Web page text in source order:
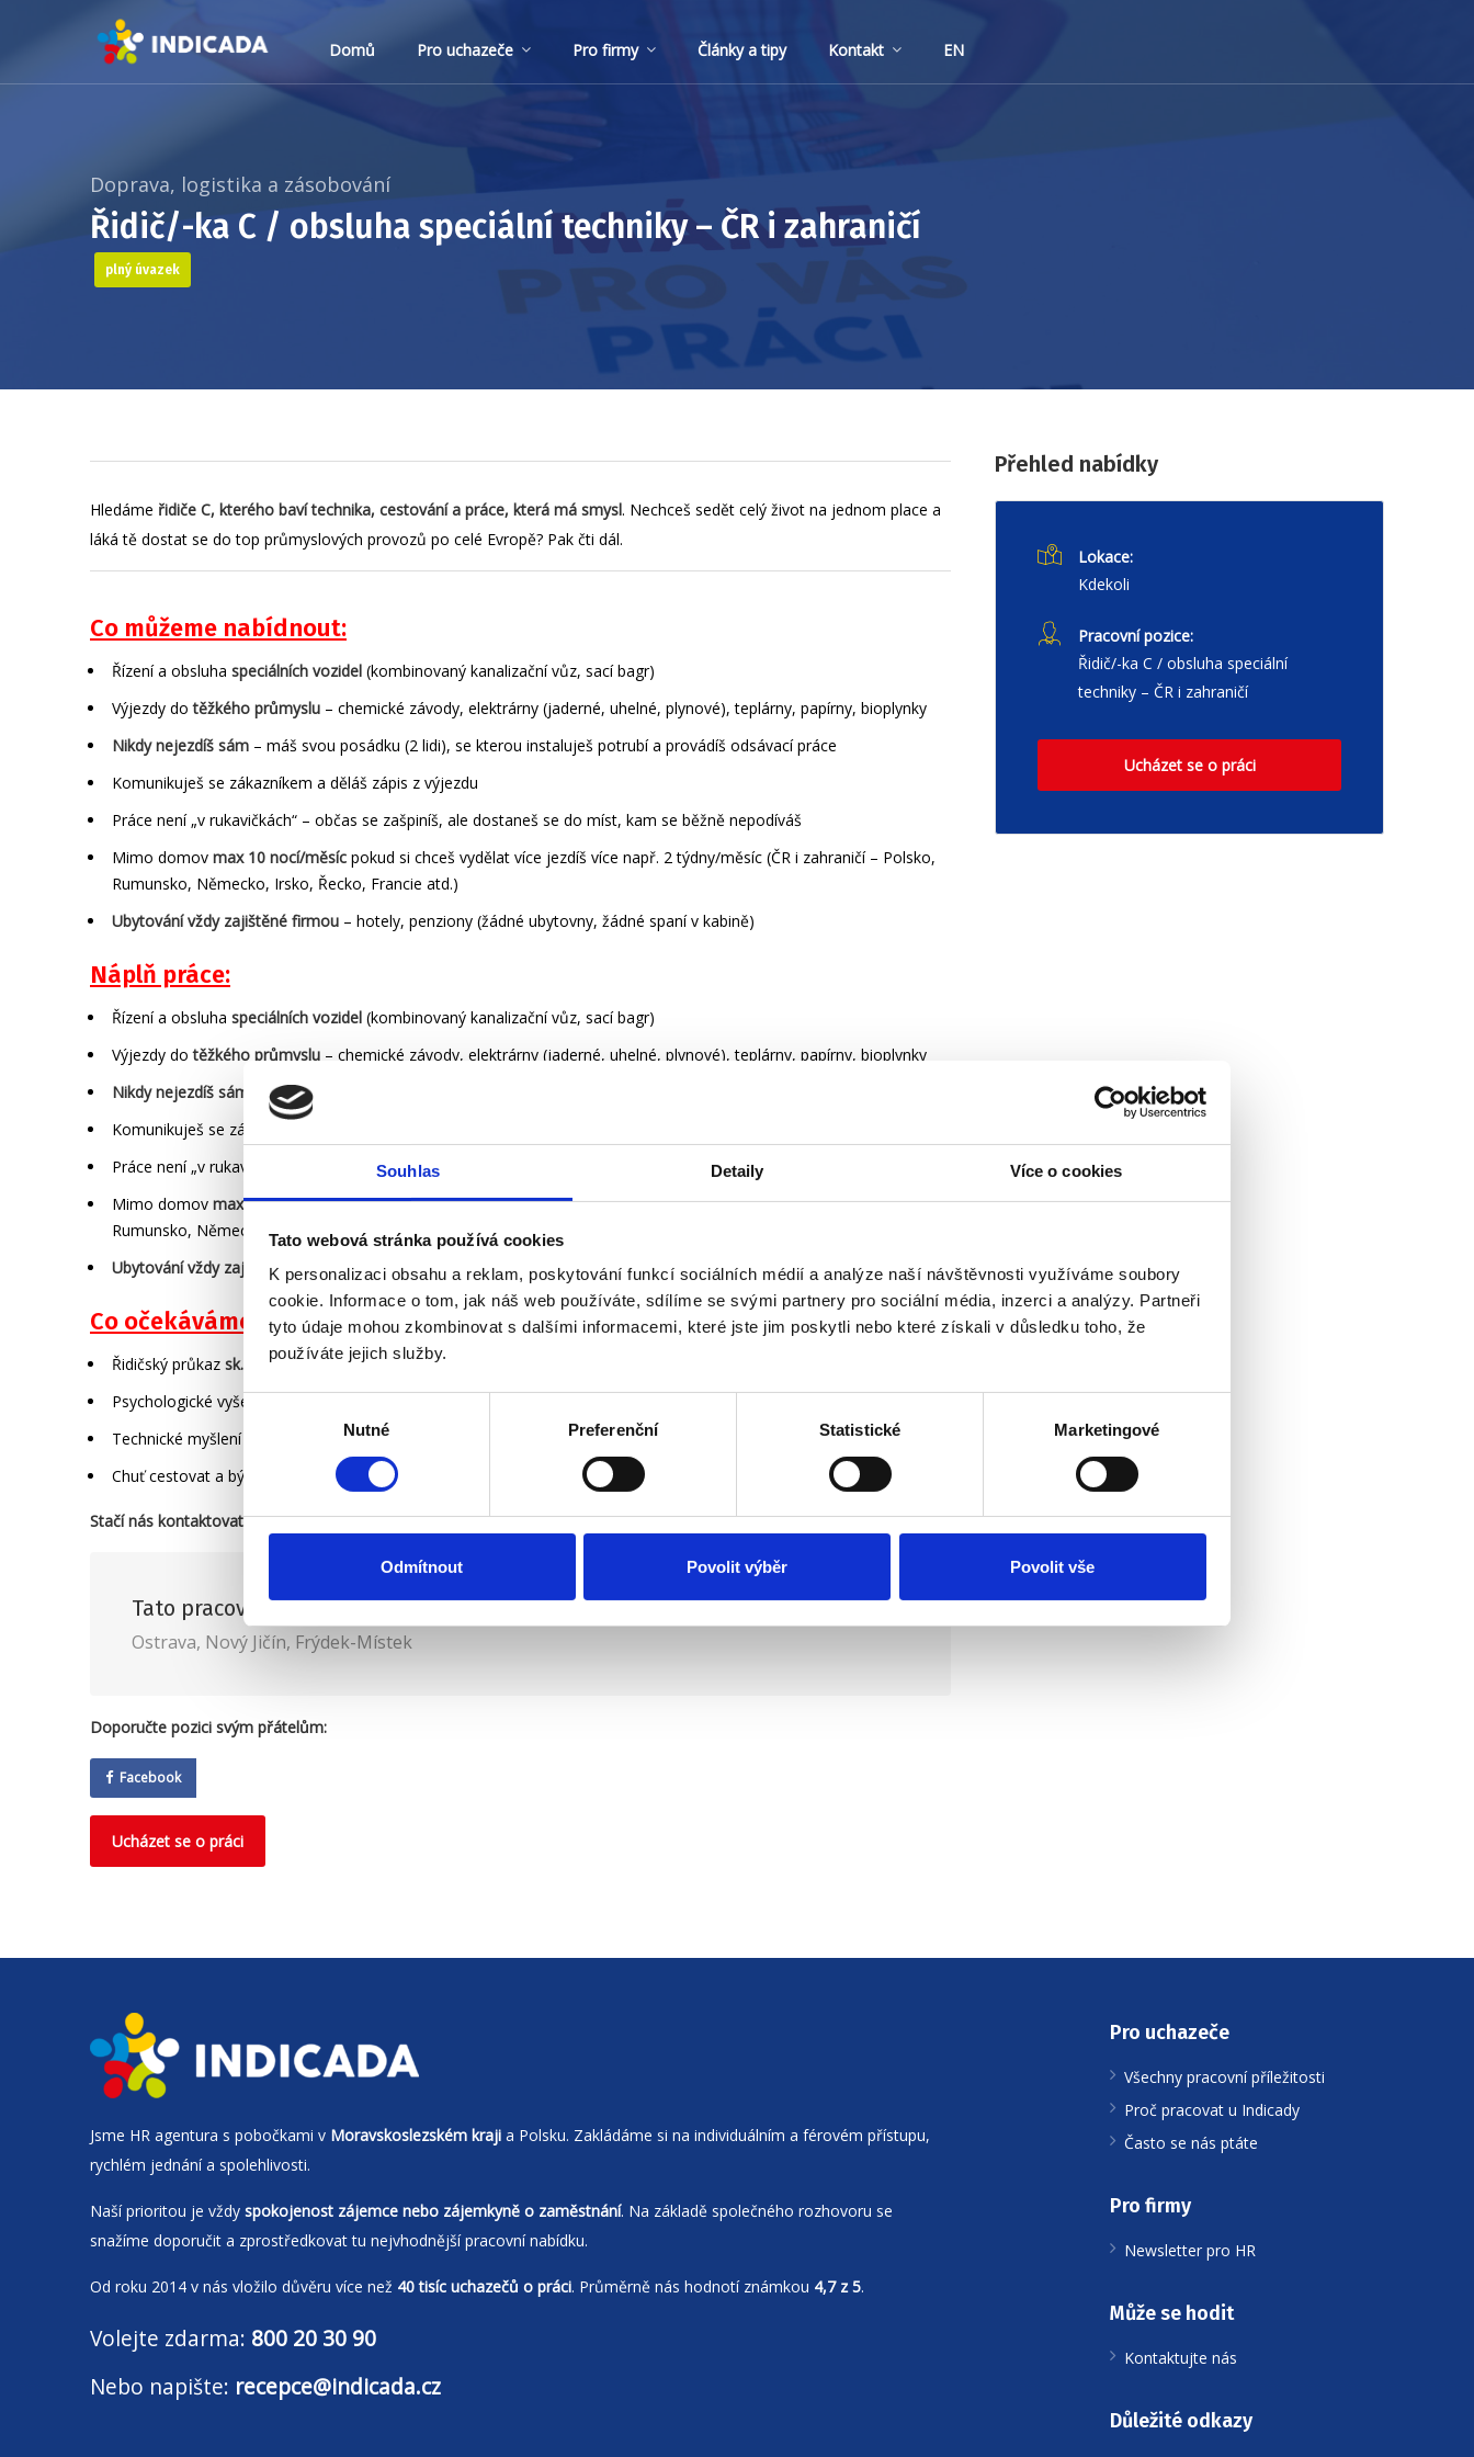
Souhlas Detaily Více o cookies
Tato webová stránka používá cookies
K personalizaci obsahu a reklam, poskytování funkcí sociálních médií a analýze naší návštěvnosti využíváme soubory
cookie. Informace o tom, jak náš web používáte, sdílíme se svými partnery pro sociální média, inzerci a analýzy. Partneři
tyto údaje mohou zkombinovat s dalšími informacemi, které jste jim poskytli nebo které získali v důsledku toho, že
používáte jejich služby.
Výběr
Nutné Preferenční Statistické Marketingové
Odmítnout Povolit výběr Povolit vše
Domů Pro uchazeče Pro firmy Články a tipy Kontakt EN
Doprava, logistika a zásobování
Řidič/-ka C / obsluha speciální techniky – ČR i zahraničí
plný úvazek
Hledáme řidiče C, kterého baví technika, cestování a práce, která má smysl. Nechceš sedět celý život na jednom place a
láká tě dostat se do top průmyslových provozů po celé Evropě? Pak čti dál.
Co můžeme nabídnout:
Řízení a obsluha speciálních vozidel (kombinovaný kanalizační vůz, sací bagr)
Výjezdy dotěžkého průmyslu – chemické závody, elektrárny (jaderné, uhelné, plynové), teplárny, papírny, bioplynky
Nikdy nejezdíš sám – máš svou posádku (2 lidi), se kterou instaluješ potrubí a provádíš odsávací práce
Komunikuješ se zákazníkem a děláš zápis z výjezdu
Práce není „v rukavičkách“ – občas se zašpiníš, ale dostaneš se do míst, kam se běžně nepodíváš
Mimo domov max 10 nocí/měsíc pokud si chceš vydělat více jezdíš více např. 2 týdny/měsíc (ČR i zahraničí – Polsko,
Rumunsko, Německo, Irsko, Řecko, Francie atd.)
Ubytování vždy zajištěné firmou – hotely, penziony (žádné ubytovny, žádné spaní v kabině)
Náplň práce:
Řízení a obsluha speciálních vozidel (kombinovaný kanalizační vůz, sací bagr)
Výjezdy dotěžkého průmyslu – chemické závody, elektrárny (jaderné, uhelné, plynové), teplárny, papírny, bioplynky
Nikdy nejezdíš sám
– máš svou posádku (2 lidi), se kterou instaluješ potrubí a provádíš odsávací práce
Komunikuješ se zákazníkem a děláš zápis z výjezdu
Práce není „v rukavičkách“ – občas se zašpiníš, ale dostaneš se do míst, kam se běžně nepodíváš
Mimo domov max 10 nocí/měsícpokud si chceš vydělat více jezdíš více např. 2 týdny/měsíc (ČR i zahraničí – Polsko,
Rumunsko, Německo, Irsko, Řecko, Francie atd.)
Ubytování vždy zajištěné firmou– hotely, penziony (žádné ubytovny, žádné spaní v kabině)
Co očekáváme:
Řidičský průkaz sk. C
(E výhodou, případně pomůžeme dodělat)
Psychologické vyšetření
Technické myšlení a
prozákaznický přístup
Chuť cestovat a být klidně
2 týdny mimo domov
Stačí nás kontaktovat prostřednictvím formuláře a my se ozveme.
Tato pracovní nabídka je vhodná pro uchazeče z míst:
Ostrava, Nový Jičín, Frýdek-Místek
Doporučte pozici svým přátelům:
Facebook
Ucházet se o práci
Přehled nabídky
Lokace:
Kdekoli
Pracovní pozice:
Řidič/-ka C / obsluha speciální
techniky – ČR i zahraničí
Ucházet se o práci
Jsme HR agentura s pobočkami v Moravskoslezském kraji a Polsku. Zakládáme si na individuálním a férovém přístupu,
rychlém jednání a spolehlivosti.
Naší prioritou je vždy spokojenost zájemce nebo zájemkyně o zaměstnání. Na základě společného rozhovoru se
snažíme doporučit a zprostředkovat tu nejvhodnější pracovní nabídku.
Od roku 2014 v nás vložilo důvěru více než 40 tisíc uchazečů o práci. Průměrně nás hodnotí známkou 4,7 z 5.
Volejte zdarma: 800 20 30 90
Nebo napište: recepce@indicada.cz
Pro uchazeče
Všechny pracovní příležitosti
Proč pracovat u Indicady
Často se nás ptáte
Pro firmy
Newsletter pro HR
Může se hodit
Kontaktujte nás
Důležité odkazy